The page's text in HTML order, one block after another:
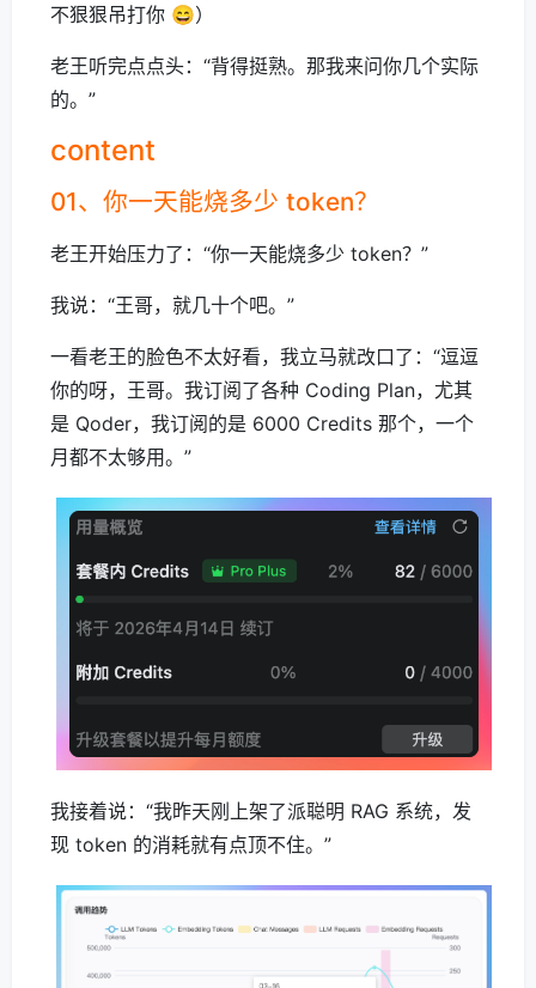
不狠狠吊打你 😄）
老王听完点点头：“背得挺熟。那我来问你几个实际
的。”
content
01、你一天能烧多少 token？
老王开始压力了：“你一天能烧多少 token？”
我说：“王哥，就几十个吧。”
一看老王的脸色不太好看，我立马就改口了：“逗逗
你的呀，王哥。我订阅了各种 Coding Plan，尤其
是 Qoder，我订阅的是 6000 Credits 那个，一个
月都不太够用。”
我接着说：“我昨天刚上架了派聪明 RAG 系统，发
现 token 的消耗就有点顶不住。”